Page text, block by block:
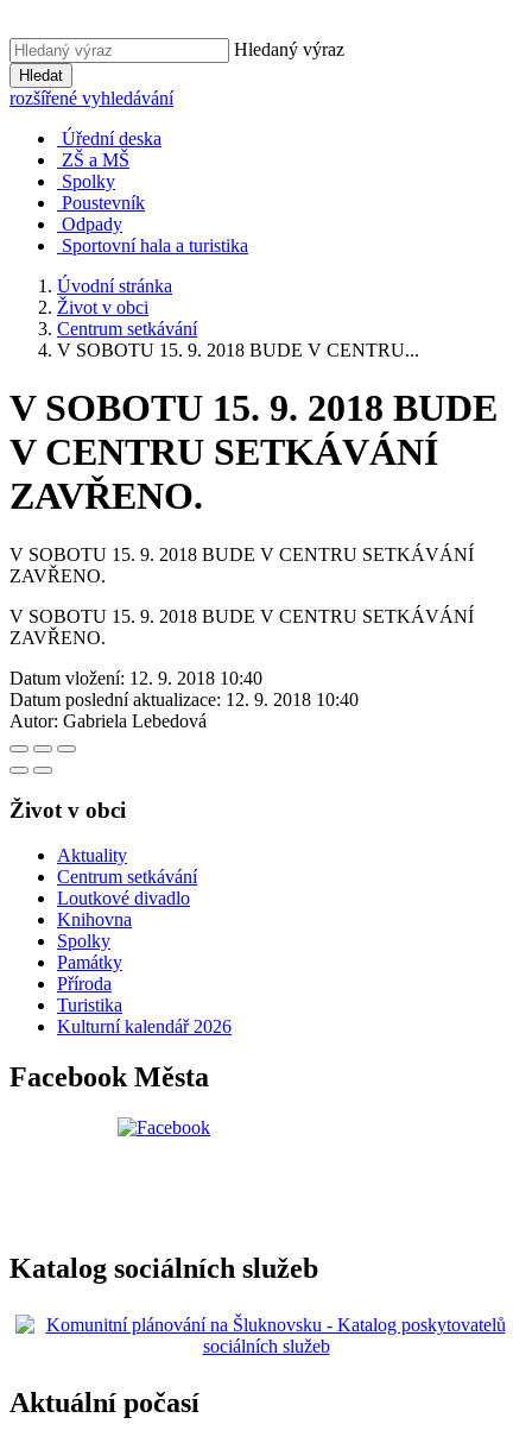
Hledaný výraz
Hledat
rozšířené vyhledávání
Úřední deska
ZŠ a MŠ
Spolky
Poustevník
Odpady
Sportovní hala a turistika
Úvodní stránka
Život v obci
Centrum setkávání
V SOBOTU 15. 9. 2018 BUDE V CENTRU...
V SOBOTU 15. 9. 2018 BUDE
V CENTRU SETKÁVÁNÍ
ZAVŘENO.
V SOBOTU 15. 9. 2018 BUDE V CENTRU SETKÁVÁNÍ
ZAVŘENO.
V SOBOTU 15. 9. 2018 BUDE V CENTRU SETKÁVÁNÍ
ZAVŘENO.
Datum vložení: 12. 9. 2018 10:40
Datum poslední aktualizace: 12. 9. 2018 10:40
Autor: Gabriela Lebedová
Život v obci
Aktuality
Centrum setkávání
Loutkové divadlo
Knihovna
Spolky
Památky
Příroda
Turistika
Kulturní kalendář 2026
Facebook Města
Katalog sociálních služeb
Aktuální počasí